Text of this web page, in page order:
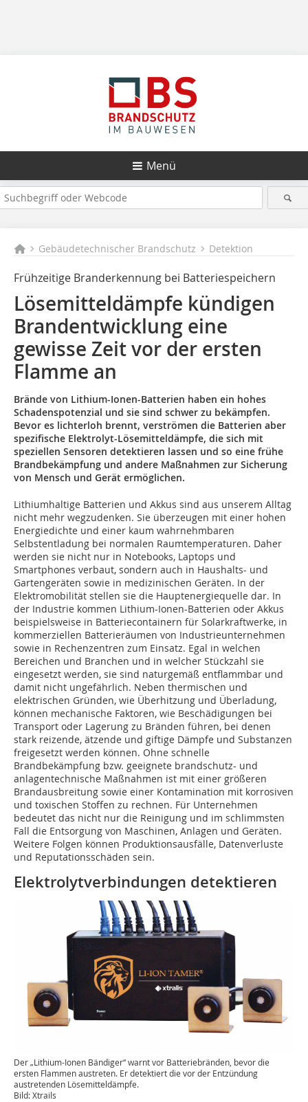
Menü
Gebäudetechnischer Brandschutz Detektion
Frühzeitige Branderkennung bei Batteriespeichern
Lösemitteldämpfe kündigen
Brandentwicklung eine
gewisse Zeit vor der ersten
Flamme an
Brände von Lithium-Ionen-Batterien haben ein hohes
Schadenspotenzial und sie sind schwer zu bekämpfen.
Bevor es lichterloh brennt, verströmen die Batterien aber
spezifische Elektrolyt-Lösemitteldämpfe, die sich mit
speziellen Sensoren detektieren lassen und so eine frühe
Brandbekämpfung und andere Maßnahmen zur Sicherung
von Mensch und Gerät ermöglichen.
Lithiumhaltige Batterien und Akkus sind aus unserem Alltag
nicht mehr wegzudenken. Sie überzeugen mit einer hohen
Energiedichte und einer kaum wahrnehmbaren
Selbstentladung bei normalen Raumtemperaturen. Daher
werden sie nicht nur in Notebooks, Laptops und
Smartphones verbaut, sondern auch in Haushalts- und
Gartengeräten sowie in medizinischen Geräten. In der
Elektromobilität stellen sie die Hauptenergiequelle dar. In
der Industrie kommen Lithium-Ionen-Batterien oder Akkus
beispielsweise in Batteriecontainern für Solarkraftwerke, in
kommerziellen Batterieräumen von Industrieunternehmen
sowie in Rechenzentren zum Einsatz. Egal in welchen
Bereichen und Branchen und in welcher Stückzahl sie
eingesetzt werden, sie sind naturgemäß entflammbar und
damit nicht ungefährlich. Neben thermischen und
elektrischen Gründen, wie Überhitzung und Überladung,
können mechanische Faktoren, wie Beschädigungen bei
Transport oder Lagerung zu Bränden führen, bei denen
stark reizende, ätzende und giftige Dämpfe und Substanzen
freigesetzt werden können. Ohne schnelle
Brandbekämpfung bzw. geeignete brandschutz- und
anlagentechnische Maßnahmen ist mit einer größeren
Brandausbreitung sowie einer Kontamination mit korrosiven
und toxischen Stoffen zu rechnen. Für Unternehmen
bedeutet das nicht nur die Reinigung und im schlimmsten
Fall die Entsorgung von Maschinen, Anlagen und Geräten.
Weitere Folgen können Produktionsausfälle, Datenverluste
und Reputationsschäden sein.
Elektrolytverbindungen detektieren
Der „Lithium-Ionen Bändiger“ warnt vor Batteriebränden, bevor die
ersten Flammen austreten. Er detektiert die vor der Entzündung
austretenden Lösemitteldämpfe.
Bild: Xtrails